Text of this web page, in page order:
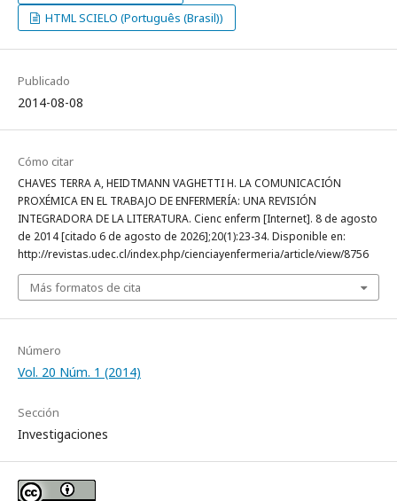
HTML SCIELO (Português (Brasil))
Publicado
2014-08-08
Cómo citar
CHAVES TERRA A, HEIDTMANN VAGHETTI H. LA COMUNICACIÓN
PROXÉMICA EN EL TRABAJO DE ENFERMERÍA: UNA REVISIÓN
INTEGRADORA DE LA LITERATURA. Cienc enferm [Internet]. 8 de agosto
de 2014 [citado 6 de agosto de 2026];20(1):23-34. Disponible en:
http://revistas.udec.cl/index.php/cienciayenfermeria/article/view/8756
Más formatos de cita
Número
Vol. 20 Núm. 1 (2014)
Sección
Investigaciones